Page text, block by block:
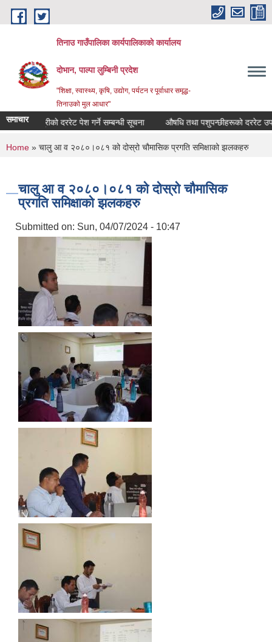
Skip to main content
तिनाउ गाउँपालिका कार्यपालिकाकाे कार्यालय
दोभान, पाल्पा लुम्बिनी प्रदेश
"शिक्षा, स्वास्थ्य, कृषि, उद्योग, पर्यटन र पूर्वाधार समृद्ध-
तिनाउको मुल आधार"
समाचार
सामाग्रीको दररेट पेश गर्ने सम्बन्धी सूचना औषधि तथा पशुपन्छीहरूको दररेट उपलब्ध
You are here
Home » चालु आ व २०८०।०८१ को दोस्रो चौमासिक प्रगति समिक्षाको झलकहरु
चालु आ व २०८०।०८१ को दोस्रो चौमासिक
प्रगति समिक्षाको झलकहरु
Submitted on: Sun, 04/07/2024 - 10:47